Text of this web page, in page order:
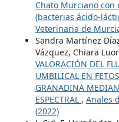
Chato Murciano
(bacterias ácido-
Veterinaria de
Sandra Martínez
Vázquez, Chiara
VALORACIÓN DEL
UMBILICAL EN
GRANADINA
ESPECTRAL , Anales
(2022)